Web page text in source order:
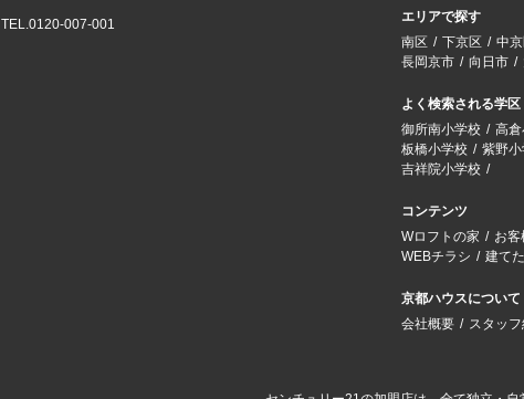
TEL.0120-007-001
エリアで探す
南区
下京区 中
長岡京市
向日市
よく検索される学区
御所南小学校
高
板橋小学校
紫野
吉祥院小学校
コンテンツ
Wロフトの家
お客
WEBチラシ
建て
京都ハウスについて
会社概要
スタッ